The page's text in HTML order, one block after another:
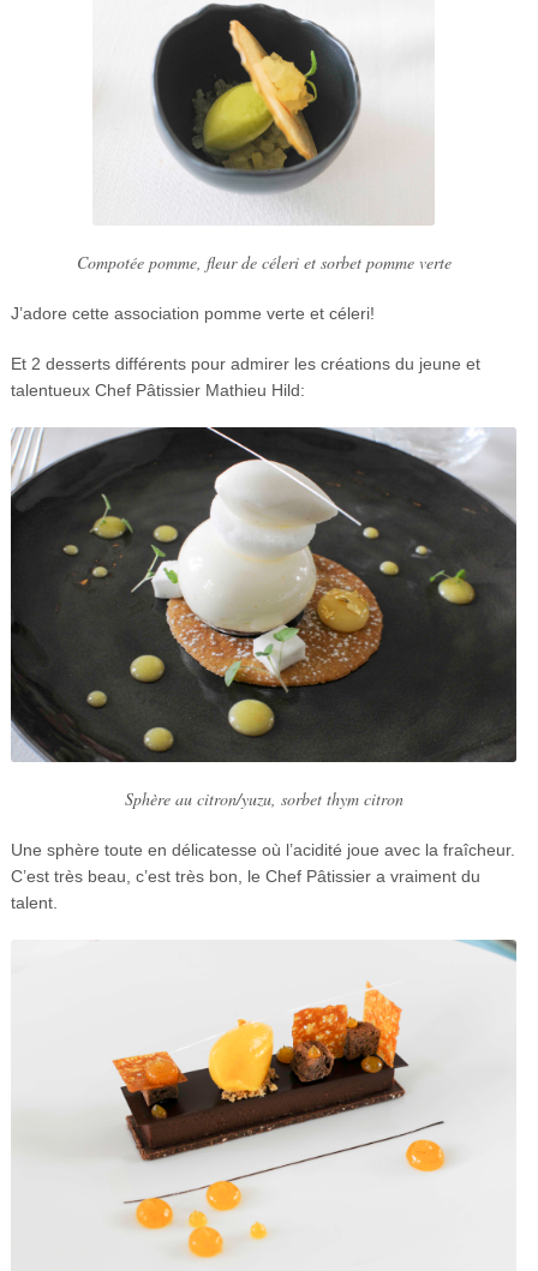
Compotée pomme, fleur de céleri et sorbet pomme verte
J’adore cette association pomme verte et céleri!
Et 2 desserts différents pour admirer les créations du jeune et
talentueux Chef Pâtissier Mathieu Hild:
Sphère au citron/yuzu, sorbet thym citron
Une sphère toute en délicatesse où l’acidité joue avec la fraîcheur.
C’est très beau, c’est très bon, le Chef Pâtissier a vraiment du
talent.